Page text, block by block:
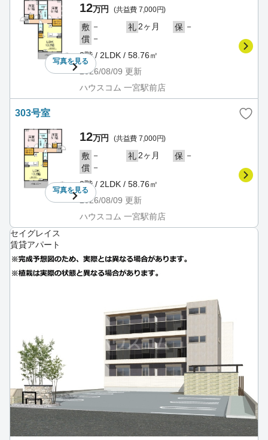
写真を見る
12万円 (共益費 7,000円)
敷 － 礼 2ヶ月 保 －
償 －
3階 / 2LDK / 58.76㎡
2026/08/09 更新
ハウスコム 一宮駅前店
303号室
写真を見る
12万円 (共益費 7,000円)
敷 － 礼 2ヶ月 保 －
償 －
3階 / 2LDK / 58.76㎡
2026/08/09 更新
ハウスコム 一宮駅前店
セイグレイス
賃貸アパート